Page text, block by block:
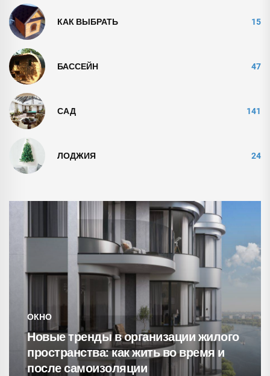
КАК ВЫБРАТЬ 15
БАССЕЙН 47
САД 141
ЛОДЖИЯ 24
организации жилого
жить во время и
СВЕТИЛЬНИКИ
15 уютнейших
кирпичными